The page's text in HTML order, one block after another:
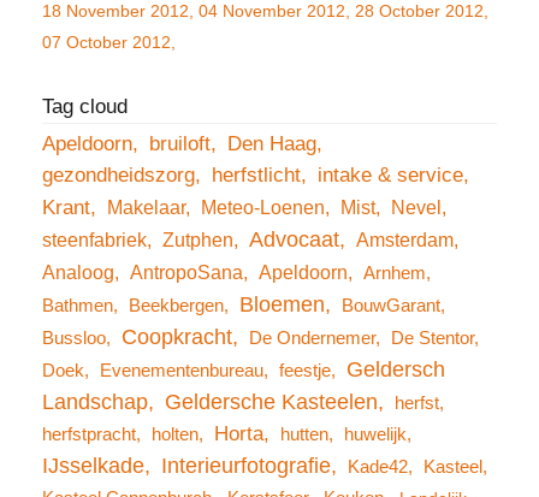
18 November 2012 04 November 2012 28 October 2012
07 October 2012
Apeldoorn bruiloft
Den Haag
gezondheidszorg
herfstlicht
intake & service
Krant
Makelaar Meteo-Loenen Mist
Nevel
steenfabriek
Zutphen Advocaat
Amsterdam
Analoog
AntropoSana Apeldoorn
Arnhem
Bathmen
Beekbergen Bloemen
BouwGarant
Bussloo
Coopkracht De Ondernemer
De Stentor
Doek
Evenementenbureau feestje
Geldersch
Landschap
Geldersche Kasteelen
herfst
herfstpracht
holten Horta hutten huwelijk
IJsselkade Interieurfotografie Kade42
Kasteel